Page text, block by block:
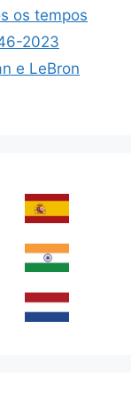
os tempos
2023
e LeBron